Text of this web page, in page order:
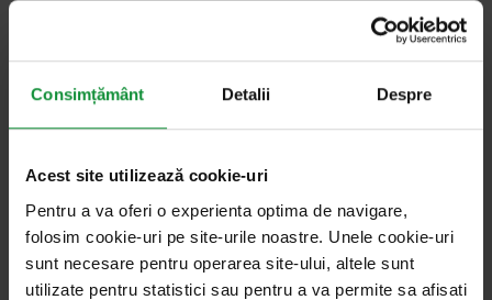
Consimțământ Detalii Despre
Acest site utilizează cookie-uri
Pentru a va oferi o experienta optima de navigare,
folosim cookie-uri pe site-urile noastre. Unele cookie-uri
sunt necesare pentru operarea site-ului, altele sunt
utilizate pentru statistici sau pentru a va permite sa afisati
Toate articolele cu cuvântul
cheie „București”
22. iulie 2025 Salata de vorbe cu Cosmin Dragomir
Salatele Bucureștiului Interbelic: eleganță,
rafinament și influențe europene